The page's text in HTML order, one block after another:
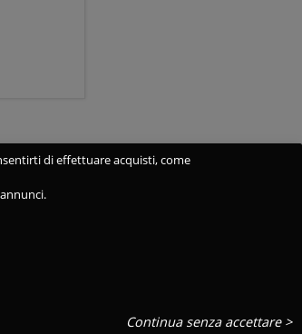
di effettuare acquisti, come
Continua senza accettare >